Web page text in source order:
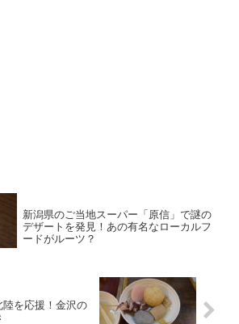
新潟県のご当地スーパー「原信」で謎の
デザートを発見！あの有名なローカルフ
ードがルーツ？
を応援！金沢の